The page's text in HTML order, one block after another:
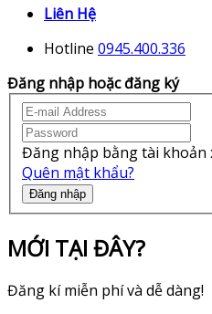
Liên Hệ
Hotline 0945.400.336
Đăng nhập hoặc đăng ký
Đăng nhập bằng tài khoản
Quên mật khẩu?
Đăng nhập
MỚI TẠI ĐÂY?
Đăng kí miễn phí và dễ dàng!